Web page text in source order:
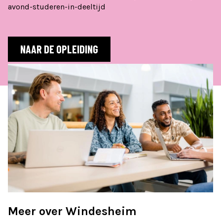
avond-studeren-in-deeltijd
NAAR DE OPLEIDING
Meer over Windesheim